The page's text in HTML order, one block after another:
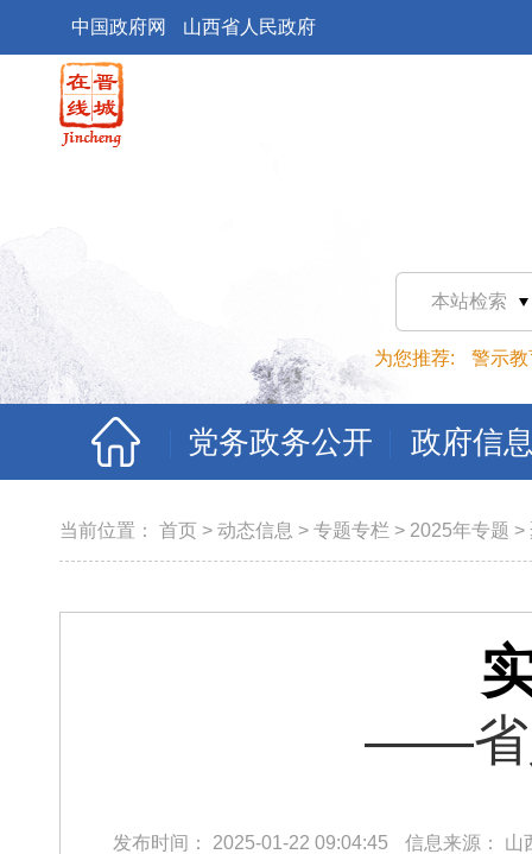
中国政府网 山西省人民政府
本站检索
为您推荐: 警示教
党务政务公开 政府信
当前位置： 首页 > 动态信息 > 专题专栏 > 2025年专题 >
——省
发布时间： 2025-01-22 09:04:45 信息来源： 山